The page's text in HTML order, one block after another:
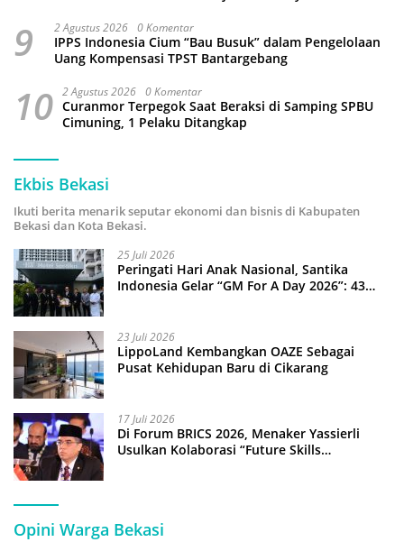
9 2 Agustus 2026 0 Komentar
IPPS Indonesia Cium “Bau Busuk” dalam Pengelolaan
Uang Kompensasi TPST Bantargebang
10 2 Agustus 2026 0 Komentar
Curanmor Terpegok Saat Beraksi di Samping SPBU
Cimuning, 1 Pelaku Ditangkap
Ekbis Bekasi
Ikuti berita menarik seputar ekonomi dan bisnis di Kabupaten
Bekasi dan Kota Bekasi.
25 Juli 2026
Peringati Hari Anak Nasional, Santika
Indonesia Gelar “GM For A Day 2026”: 43
23 Juli 2026
LippoLand Kembangkan OAZE Sebagai
Pusat Kehidupan Baru di Cikarang
17 Juli 2026
Di Forum BRICS 2026, Menaker Yassierli
Usulkan Kolaborasi “Future Skills
Opini Warga Bekasi